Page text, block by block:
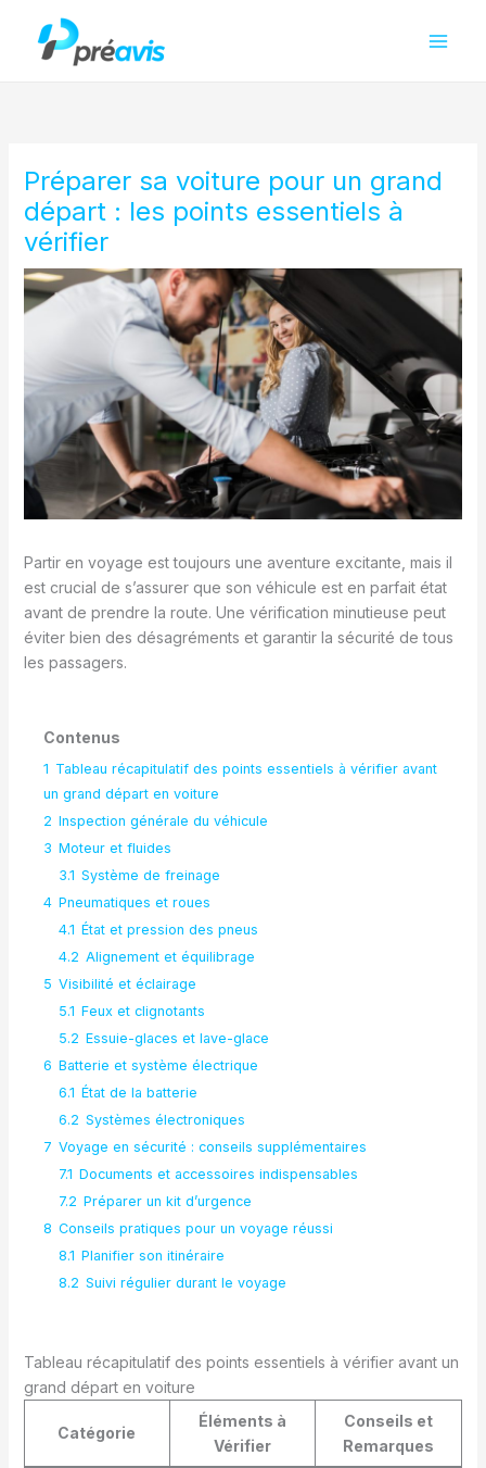
contenu
Préparer sa voiture pour un grand
départ : les points essentiels à
vérifier
Partir en voyage est toujours une aventure excitante, mais il
est crucial de s’assurer que son véhicule est en parfait état
avant de prendre la route. Une vérification minutieuse peut
éviter bien des désagréments et garantir la sécurité de tous
les passagers.
Contenus
1 Tableau récapitulatif des points essentiels à vérifier avant
un grand départ en voiture
2 Inspection générale du véhicule
3 Moteur et fluides
3.1 Système de freinage
4 Pneumatiques et roues
4.1 État et pression des pneus
4.2 Alignement et équilibrage
5 Visibilité et éclairage
5.1 Feux et clignotants
5.2 Essuie-glaces et lave-glace
6 Batterie et système électrique
6.1 État de la batterie
6.2 Systèmes électroniques
7 Voyage en sécurité : conseils supplémentaires
7.1 Documents et accessoires indispensables
7.2 Préparer un kit d’urgence
8 Conseils pratiques pour un voyage réussi
8.1 Planifier son itinéraire
8.2 Suivi régulier durant le voyage
Tableau récapitulatif des points essentiels à vérifier avant un
grand départ en voiture
Catégorie
Éléments à
Vérifier
Conseils et
Remarques